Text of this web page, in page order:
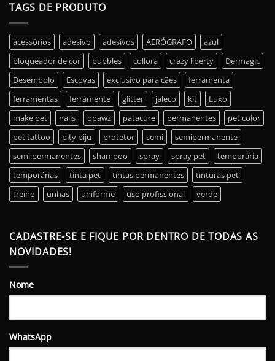
TAGS DE PRODUTO
acessórios adesivo adesivos AERÓGRAFO
azul
bloqueador de cor
bubbles collora crazy liberty
Dermagic
Desembolo
Escovas exclusivo para cães
ferramenta
ferramentas
ferramente glitter jaleco kit
Luxo
make pet
nails opawz patacure permanentes
pet color
pet tattoo
pity biju protetor semi
semipermanente
semi permanentes
shampoo spray spray pet
temporária
temporárias
tinta pet tintas permanentes
tinturas pet
treino
unhas uniforme uso profissional verde
CADASTRE-SE E FIQUE POR DENTRO DE TODAS AS
NOVIDADES!
Nome
WhatsApp